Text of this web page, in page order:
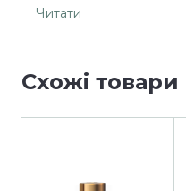
Читати
Схожі товари